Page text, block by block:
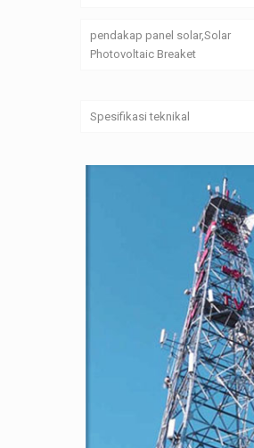
pendakap panel solar,Solar
Photovoltaic Breaket
Spesifikasi teknikal